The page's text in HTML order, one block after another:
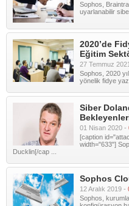
Sophos,
uyarlanabilir
2020’de
Eğitim
27 Temmuz
Sophos, 2020
yönelik fidye
Siber
01 Nisan 2020 -
[caption
width="633"]
Ducklin[/cap ...
Sophos
12 Aralık 2019 -
Sophos,